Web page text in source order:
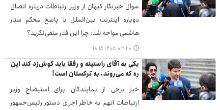
سوال خبرنگار کیهان از وزیر ارتباطات درباره اتصال
دوباره اینترنت بین‌الملل با پاسخ محکم ستار
هاشمی مواجه شد: چرا این قدر منفی‌نگرید؟
۱۴۰۵-۰۳-۲۰ ۱۸:۱۵
یکی به آقای راستینه و رفقا باید گوش‌زد کند این
ره که می‌روند، به ترکستان است!
خیز برخی از نمایندگان برای استیضاح وزیر
ارتباطات آنهم به خاطر اجرای دستور رئیس‌جمهور